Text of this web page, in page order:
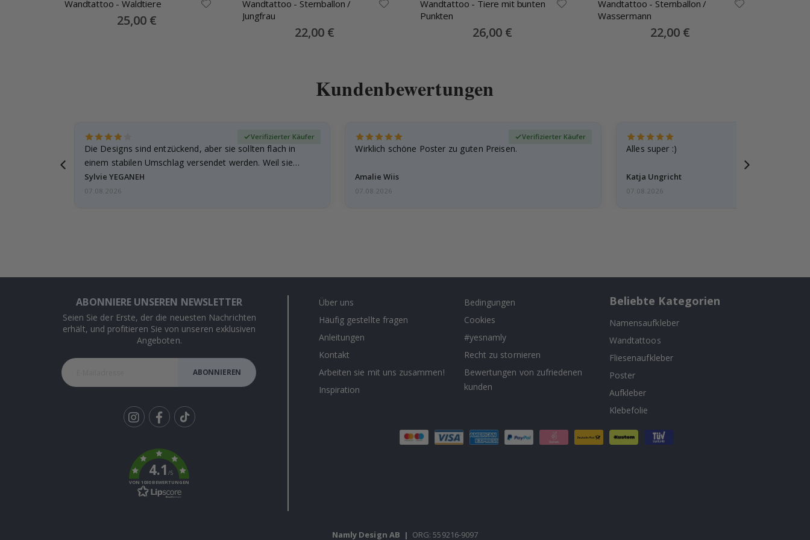
Wandtattoo - Waldtiere
Special
Price
25,00 €
Wandtattoo - Sternballon /
Jungfrau
Special
Price
22,00 €
Wandtattoo - Tiere mit bunten
Punkten
Special
Price
26,00 €
Wandtattoo - Sternballon /
Wassermann
Special
Price
22,00 €
Kundenbewertungen
Die Designs sind entzückend, aber sie sollten flach in
einem stabilen Umschlag versendet werden. Weil sie…
Sylvie YEGANEH
Verifizierter Käufer
07.08.2026
Wirklich schöne Poster zu guten Preisen.
Amalie Wiis
Verifizierter Käufer
07.08.2026
Alles super :)
Katja Ungricht
07.08.2026
ABONNIERE UNSEREN NEWSLETTER
Seien Sie der Erste, der die neuesten Nachrichten
erhält, und profitieren Sie von unseren exklusiven
Angeboten.
ABONNIEREN
k
4.1/5
VON 1030 BEWERTUNGEN
Über uns
Häufig gestellte fragen
Anleitungen
Kontakt
Arbeiten sie mit uns zusammen!
Inspiration
Bedingungen
Cookies
#yesnamly
Recht zu stornieren
Bewertungen von zufriedenen
kunden
Beliebte Kategorien
Namensaufkleber
Wandtattoos
Fliesenaufkleber
Poster
Aufkleber
Klebefolie
Namly Design AB | ORG: 559216-9097